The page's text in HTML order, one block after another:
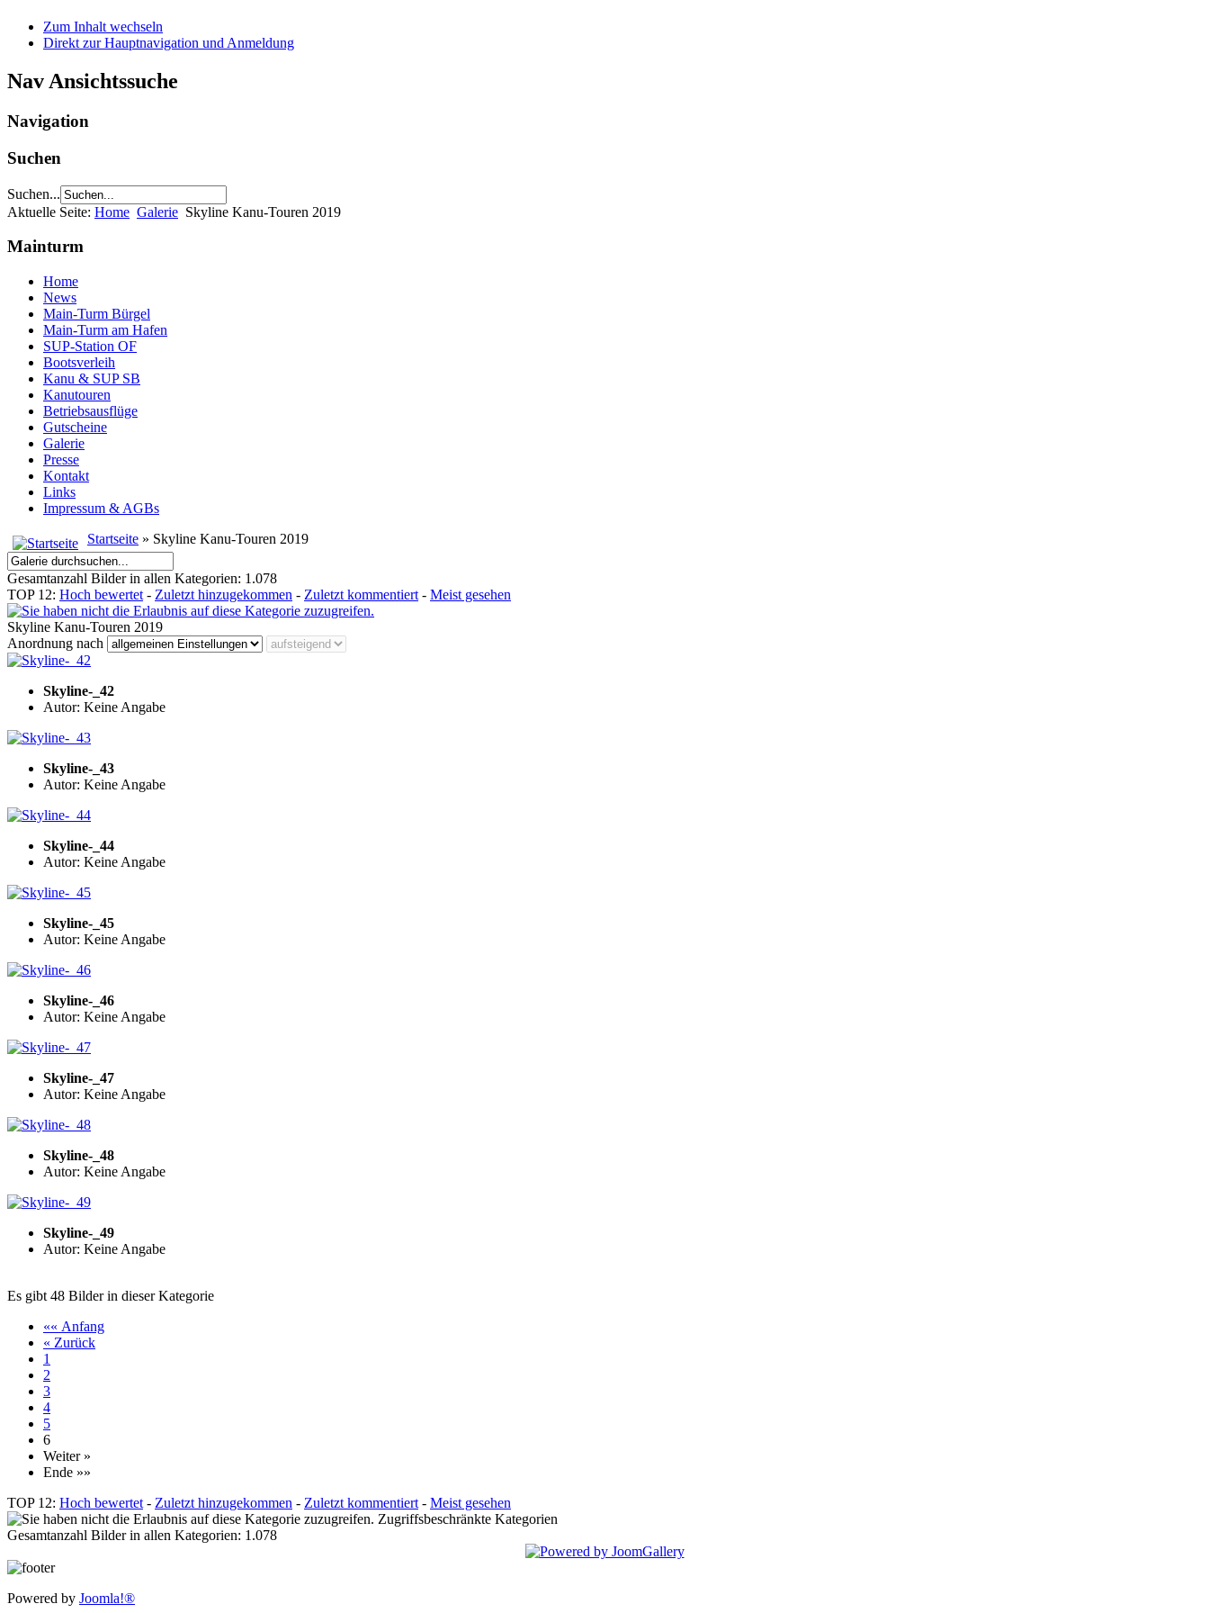
Zum Inhalt wechseln
Direkt zur Hauptnavigation und Anmeldung
Nav Ansichtssuche
Navigation
Suchen
Suchen...
Aktuelle Seite: Home Galerie Skyline Kanu-Touren 2019
Mainturm
Home
News
Main-Turm Bürgel
Main-Turm am Hafen
SUP-Station OF
Bootsverleih
Kanu & SUP SB
Kanutouren
Betriebsausflüge
Gutscheine
Galerie
Presse
Kontakt
Links
Impressum & AGBs
Startseite » Skyline Kanu-Touren 2019
Gesamtanzahl Bilder in allen Kategorien: 1.078
TOP 12: Hoch bewertet - Zuletzt hinzugekommen - Zuletzt kommentiert - Meist gesehen
Skyline Kanu-Touren 2019
Anordnung nach
Skyline-_42
Autor: Keine Angabe
Skyline-_43
Autor: Keine Angabe
Skyline-_44
Autor: Keine Angabe
Skyline-_45
Autor: Keine Angabe
Skyline-_46
Autor: Keine Angabe
Skyline-_47
Autor: Keine Angabe
Skyline-_48
Autor: Keine Angabe
Skyline-_49
Autor: Keine Angabe
Es gibt 48 Bilder in dieser Kategorie
«« Anfang
« Zurück
1
2
3
4
5
6
Weiter »
Ende »»
TOP 12: Hoch bewertet - Zuletzt hinzugekommen - Zuletzt kommentiert - Meist gesehen
Zugriffsbeschränkte Kategorien
Gesamtanzahl Bilder in allen Kategorien: 1.078
Powered by Joomla!®